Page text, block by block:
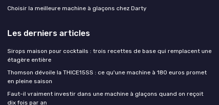
Choisir la meilleure machine à glaçons chez Darty
Les derniers articles
Sirops maison pour cocktails : trois recettes de base qui remplacent une
étagère entière
Thomson dévoile la THICE15SS : ce qu'une machine à 180 euros promet
en pleine saison
Faut-il vraiment investir dans une machine à glaçons quand on reçoit
dix fois par an